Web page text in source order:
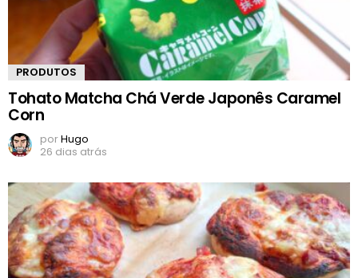
PRODUTOS
Tohato Matcha Chá Verde Japonês Caramel
Corn
porHugo
26 dias atrás